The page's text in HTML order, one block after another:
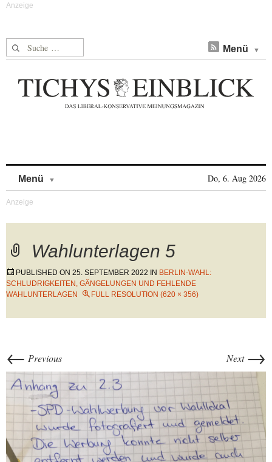
Suche nach: Menü
Menü Do, 6. Aug 2026
Wahlunterlagen 5
PUBLISHED ON 25. SEPTEMBER 2022 IN BERLIN-WAHL:
SCHLUDRIGKEITEN, GÄNGELUNGEN UND FEHLENDE
WAHLUNTERLAGEN
FULL RESOLUTION (620 × 356)
← Previous Next →